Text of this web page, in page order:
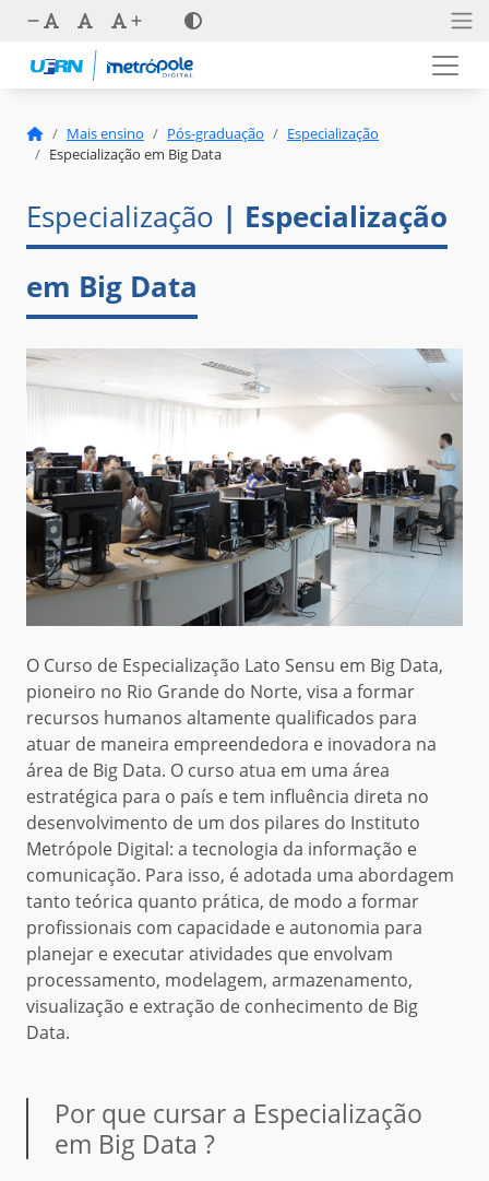
Mais ensino Pós-graduação
Especialização
Especialização em Big Data
Especialização | Especialização
em Big Data
O Curso de Especialização Lato Sensu em Big Data,
pioneiro no Rio Grande do Norte, visa a formar
recursos humanos altamente qualificados para
atuar de maneira empreendedora e inovadora na
área de Big Data. O curso atua em uma área
estratégica para o país e tem influência direta no
desenvolvimento de um dos pilares do Instituto
Metrópole Digital: a tecnologia da informação e
comunicação. Para isso, é adotada uma abordagem
tanto teórica quanto prática, de modo a formar
profissionais com capacidade e autonomia para
planejar e executar atividades que envolvam
processamento, modelagem, armazenamento,
visualização e extração de conhecimento de Big
Data.
Por que cursar a Especialização
em Big Data ?